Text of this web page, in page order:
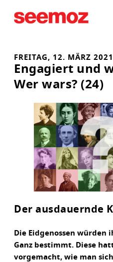
Inhalt
FREITAG, 12. MÄRZ 2021
Engagiert und
Wer wars? (24)
Der ausdauernde
Die Eidgenossen würden
Ganz bestimmt. Diese
vorgemacht, wie man